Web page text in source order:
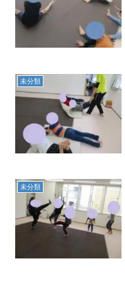
未分類
未分類